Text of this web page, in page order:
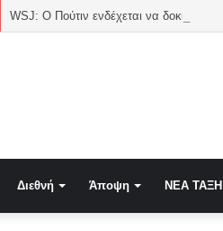
WSJ: Ο Πούτιν ενδέχεται να δοκιμάσει
Διεθνή Άποψη NEA